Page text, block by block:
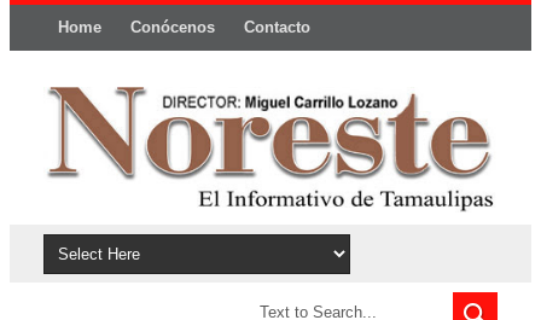
Home Conócenos Contacto